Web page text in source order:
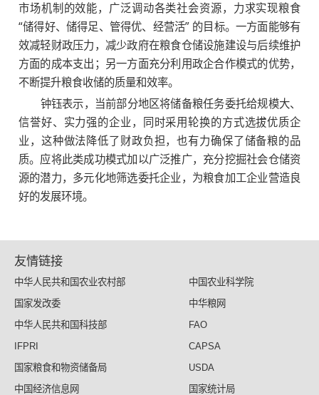
市场机制的效能，广泛调动各类社会资源，力求实现粮食
“储得好、储得足、管得优、经营活” 的目标。一方面能够有
效减轻财政压力，减少政府在粮食仓储设施建设与后续维护
方面的成本支出；另一方面充分利用政企合作模式的优势，
不断提升粮食收储的质量和效率。
钟钰表示，当前部分地区将储备粮任务委托给规模大、
信誉好、实力强的企业，同时采用轮换的方式选拔优质企
业，这种做法降低了财政负担，也有力确保了储备粮的品
质。应将此类成功模式加以广泛推广，充分挖掘社会仓储资
源的潜力，多元化地筛选委托企业，为粮食加工企业营造良
好的发展环境。
友情链接
中华人民共和国农业农村部
中国农业科学院
国家发改委
中华粮网
中华人民共和国科技部
FAO
IFPRI
CAPSA
国家粮食和物资储备局
USDA
中国经济信息网
国家统计局